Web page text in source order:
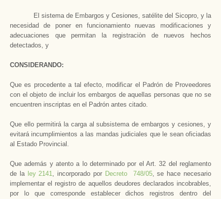
El sistema de Embargos y Cesiones, satélite del Sicopro, y la
necesidad de poner en funcionamiento nuevas modificaciones y
adecuaciones que permitan la registraciòn de nuevos hechos
detectados, y
CONSIDERANDO:
Que es procedente a tal efecto, modificar el Padrón de Proveedores
con el objeto de incluir los embargos de aquellas personas que no se
encuentren inscriptas en el Padrón antes citado.
Que ello permitirá la carga al subsistema de embargos y cesiones, y
evitará incumplimientos a las mandas judiciales que le sean oficiadas
al Estado Provincial.
Que además y atento a lo determinado por el Art. 32 del reglamento
de la ley 2141, incorporado por Decreto 748/05, se hace necesario
implementar el registro de aquellos deudores declarados incobrables,
por lo que corresponde establecer dichos registros dentro del